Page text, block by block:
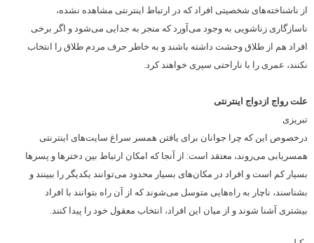
از ناشناخته‌های شخصیتی افراد که در ارتباط اینترنتی مشاهده نشده،
ناسازگاری زناشویی به وجود می‌آورد که منجر به جدایی می‌شود و اگر برخی
افراد هم از طلاق وحشت داشته باشند و به خاطر حرف مردم طلاق را انتخاب
نکنند، عمری را با ناراحتی سپری خواهند کرد.
علت رواج ازدواج اینترنتی
تبریزی
در‌خصوص این که چرا جوانان برای یافتن همسر سراغ سایت‌های اینترنتی
همسریابی می‌روند، معتقد است: از آنجا که امکان ارتباط بین دخترها و پسرها
بسیار کم است و افراد در مکان‌های بسیار محدود می‌توانند یکدیگر را ببینند و
بشناسند، ناچار به راه‌هایی متوسل می‌شوند که از آن راه بتوانند با افراد
بیشتری آشنا شوند و از میان این افراد، انتخاب معقول خود را پیدا کنند.